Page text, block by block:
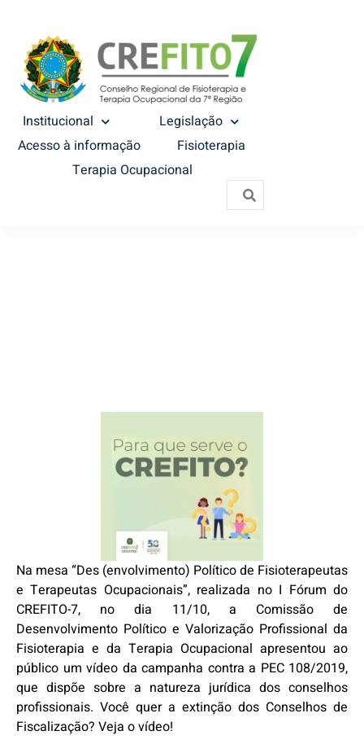
Institucional
Legislação
Acesso à informação
Fisioterapia
Terapia Ocupacional
Na mesa “Des (envolvimento) Político de Fisioterapeutas
e Terapeutas Ocupacionais”, realizada no I Fórum do
CREFITO-7, no dia 11/10, a Comissão de
Desenvolvimento Político e Valorização Profissional da
Fisioterapia e da Terapia Ocupacional apresentou ao
público um vídeo da campanha contra a PEC 108/2019,
que dispõe sobre a natureza jurídica dos conselhos
profissionais. Você quer a extinção dos Conselhos de
Fiscalização? Veja o vídeo!